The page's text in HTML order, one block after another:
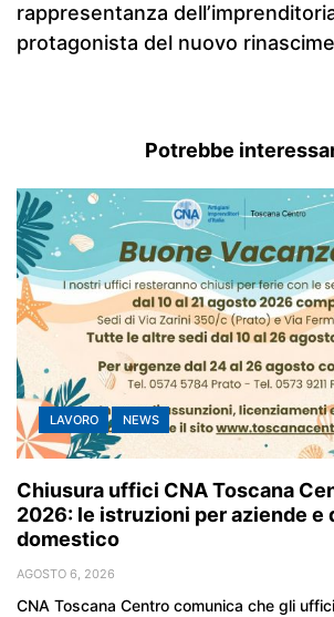
rappresentanza
protagonista del nuovo
Potrebbe
LAVORO NEWS
Chiusura uffici CNA Toscana
2026: le istruzioni per aziende e
domestico
AGOSTO 6, 2026
CNA Toscana Centro comunica che gli